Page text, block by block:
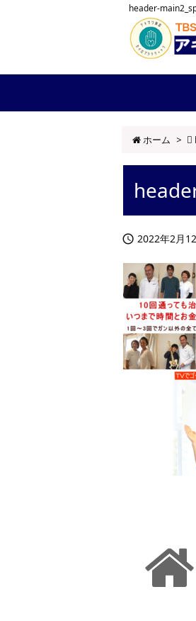
header-
ホーム >
 2022年2月